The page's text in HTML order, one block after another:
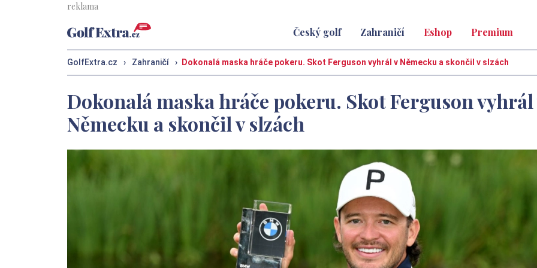
Český golf Zahraničí Eshop Premium
GolfExtra.cz › Zahraničí › Dokonalá maska hráče pokeru. Skot Ferguson vyhrál v Německu a skončil v slzách
Dokonalá maska hráče pokeru. Skot Ferguson vyhrál
Německu a skončil v slzách